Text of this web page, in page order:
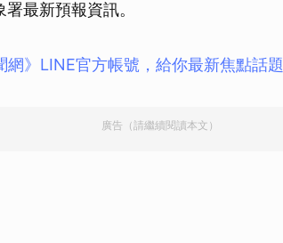
最新預報資訊。
》LINE官方帳號，給你最新焦點話題
廣告（請繼續閱讀本文）